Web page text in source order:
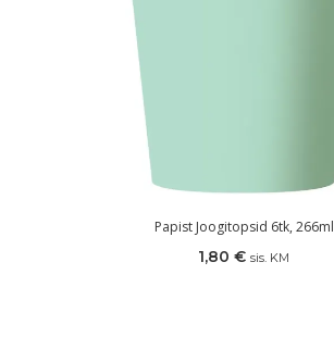
Papist Joogitopsid 6tk, 266ml
1,80 € sis. KM